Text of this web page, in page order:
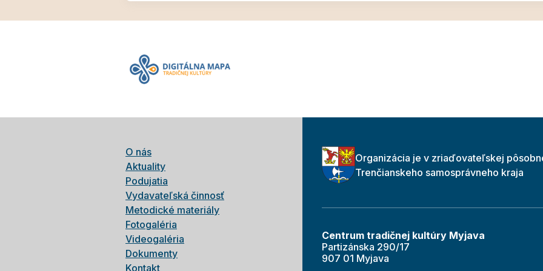
O nás
Aktuality
Podujatia
Vydavateľská činnosť
Metodické materiály
Fotogaléria
Videogaléria
Dokumenty
Kontakt
Organizácia je v zriaďovateľskej
Trenčianskeho samosprávneho kraja
Centrum tradičnej kultúry Myjava
Partizánska 290/17
907 01 Myjava